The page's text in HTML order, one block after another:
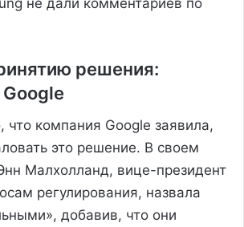
решения:
что компания Google заявила,
это решение. В своем
Малхолланд, вице-президент
регулирования, назвала
добавив, что они